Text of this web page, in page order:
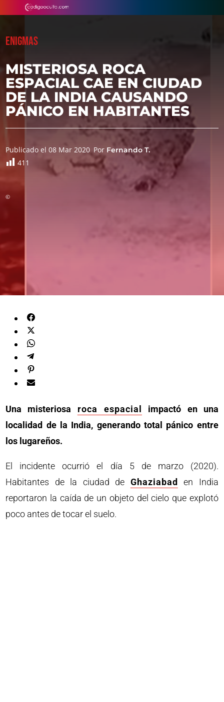
ENIGMAS
MISTERIOSA ROCA
ESPACIAL CAE EN CIUDAD
DE LA INDIA CAUSANDO
PÁNICO EN HABITANTES
Publicado el 08 Mar 2020 Por Fernando T.
411
©
Una misteriosa roca espacial
impactó en una
localidad de la India, generando total pánico entre
los lugareños.
El incidente ocurrió el día 5 de marzo (2020).
Habitantes de la ciudad de Ghaziabad
en India
reportaron la caída de un objeto del cielo que explotó
poco antes de tocar el suelo.